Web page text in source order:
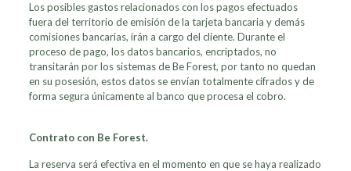
Los posibles gastos relacionados con los pagos efectuados
fuera del territorio de emisión de la tarjeta bancaria y demás
comisiones bancarias, irán a cargo del cliente. Durante el
proceso de pago, los datos bancarios, encriptados, no
transitarán por los sistemas de Be Forest, por tanto no quedan
en su posesión, estos datos se envían totalmente cifrados y de
forma segura únicamente al banco que procesa el cobro.
Contrato con Be Forest.
La reserva será efectiva en el momento en que se haya realizado